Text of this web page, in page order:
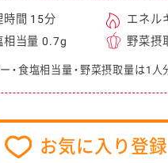
時間 15分
エネル
相当量 0.7g
野菜摂
・食塩相当量・野菜摂取量は1人
お気に入り登録